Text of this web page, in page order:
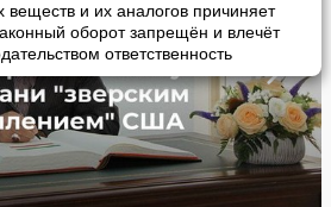
веществ и их аналогов причиняет
оборот запрещён и влечёт
ответственность